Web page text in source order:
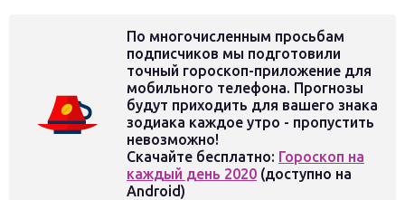
По многочисленным просьбам
подписчиков мы подготовили
точный гороскоп-приложение для
мобильного телефона. Прогнозы
будут приходить для вашего знака
зодиака каждое утро - пропустить
невозможно!
Скачайте бесплатно: Гороскоп на
каждый день 2020 (доступно на
Android)